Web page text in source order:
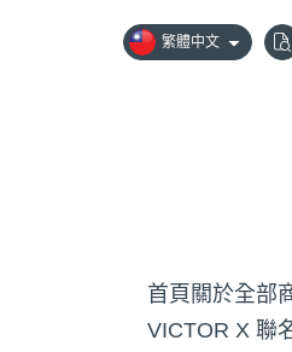
繁體中文
首頁 關於全部
VICTOR X 聯